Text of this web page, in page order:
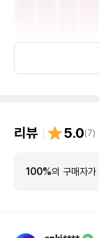
리뷰 5.0(7)
100%의 구매자가